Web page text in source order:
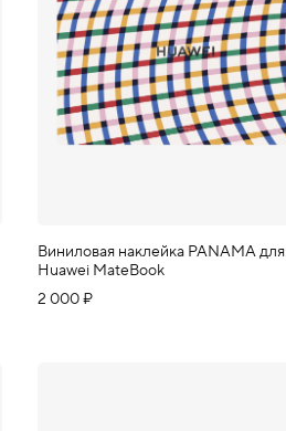
Виниловая наклейка PANAMA для
Huawei MateBook
2 000 ₽